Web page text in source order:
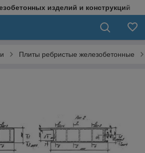
изделий и конструкций
Плиты ребристые железобетонные